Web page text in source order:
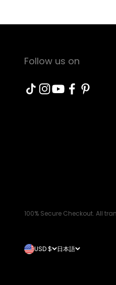
Follow us on
100% Secure Checkout. All
USD $ 日本語